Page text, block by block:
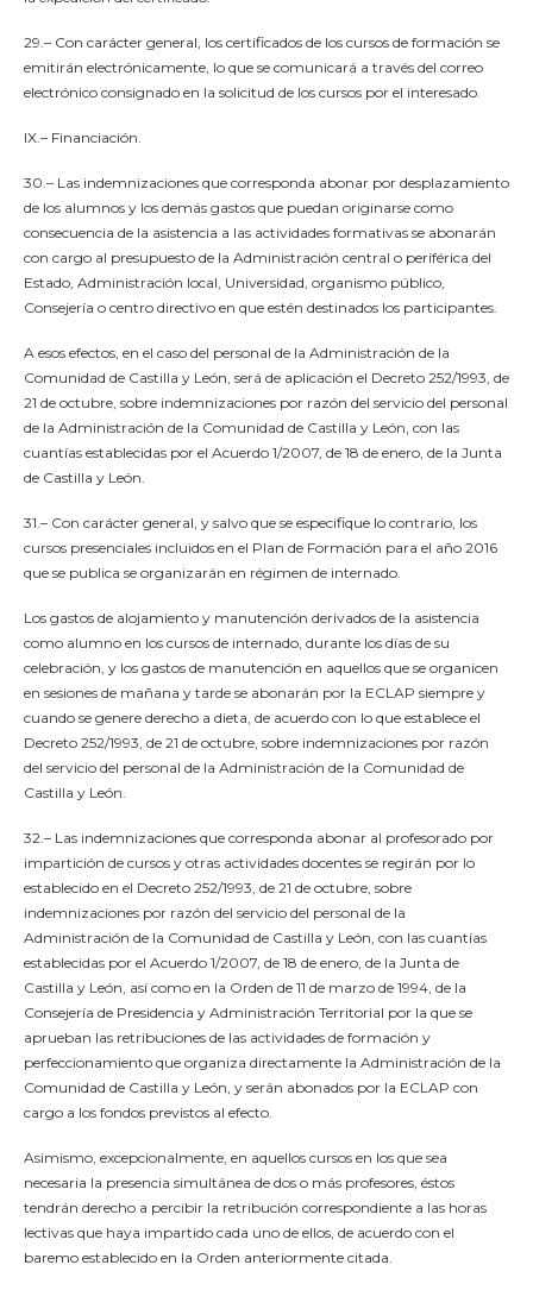
29.– Con carácter general, los certificados de los cursos de formación se
emitirán electrónicamente, lo que se comunicará a través del correo
electrónico consignado en la solicitud de los cursos por el interesado.
IX.– Financiación.
30.– Las indemnizaciones que corresponda abonar por desplazamiento
de los alumnos y los demás gastos que puedan originarse como
consecuencia de la asistencia a las actividades formativas se abonarán
con cargo al presupuesto de la Administración central o periférica del
Estado, Administración local, Universidad, organismo público,
Consejería o centro directivo en que estén destinados los participantes.
A esos efectos, en el caso del personal de la Administración de la
Comunidad de Castilla y León, será de aplicación el Decreto 252/1993, de
21 de octubre, sobre indemnizaciones por razón del servicio del personal
de la Administración de la Comunidad de Castilla y León, con las
cuantías establecidas por el Acuerdo 1/2007, de 18 de enero, de la Junta
de Castilla y León.
31.– Con carácter general, y salvo que se especifique lo contrario, los
cursos presenciales incluidos en el Plan de Formación para el año 2016
que se publica se organizarán en régimen de internado.
Los gastos de alojamiento y manutención derivados de la asistencia
como alumno en los cursos de internado, durante los días de su
celebración, y los gastos de manutención en aquellos que se organicen
en sesiones de mañana y tarde se abonarán por la ECLAP siempre y
cuando se genere derecho a dieta, de acuerdo con lo que establece el
Decreto 252/1993, de 21 de octubre, sobre indemnizaciones por razón
del servicio del personal de la Administración de la Comunidad de
Castilla y León.
32.– Las indemnizaciones que corresponda abonar al profesorado por
impartición de cursos y otras actividades docentes se regirán por lo
establecido en el Decreto 252/1993, de 21 de octubre, sobre
indemnizaciones por razón del servicio del personal de la
Administración de la Comunidad de Castilla y León, con las cuantías
establecidas por el Acuerdo 1/2007, de 18 de enero, de la Junta de
Castilla y León, así como en la Orden de 11 de marzo de 1994, de la
Consejería de Presidencia y Administración Territorial por la que se
aprueban las retribuciones de las actividades de formación y
perfeccionamiento que organiza directamente la Administración de la
Comunidad de Castilla y León, y serán abonados por la ECLAP con
cargo a los fondos previstos al efecto.
Asimismo, excepcionalmente, en aquellos cursos en los que sea
necesaria la presencia simultánea de dos o más profesores, éstos
tendrán derecho a percibir la retribución correspondiente a las horas
lectivas que haya impartido cada uno de ellos, de acuerdo con el
baremo establecido en la Orden anteriormente citada.